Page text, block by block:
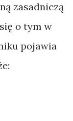
zasadniczą
o tym w
pojawia